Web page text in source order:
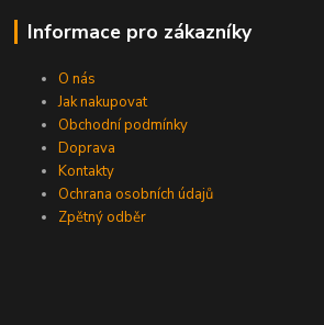
Informace pro zákazníky
O nás
Jak nakupovat
Obchodní podmínky
Doprava
Kontakty
Ochrana osobních údajů
Zpětný odběr